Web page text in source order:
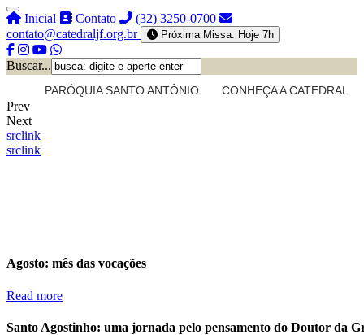
Inicial Contato
(32) 3250-0700
contato@catedraljf.org.br
Próxima Missa: Hoje 7h
Buscar...
PARÓQUIA SANTO ANTÔNIO CONHEÇA A CATEDRAL
Prev
Next
srclink
srclink
Agosto: mês das vocações
Read more
Santo Agostinho: uma jornada pelo pensamento do Doutor da